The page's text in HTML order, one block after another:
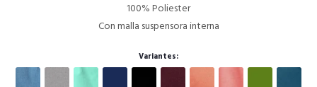
100% Poliester
Con malla suspensora interna
Variantes: